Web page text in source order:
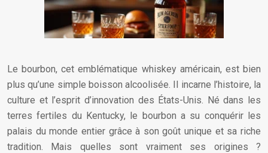
Le bourbon, cet emblématique whiskey américain, est bien
plus qu’une simple boisson alcoolisée. Il incarne l’histoire, la
culture et l’esprit d’innovation des États-Unis. Né dans les
terres fertiles du Kentucky, le bourbon a su conquérir les
palais du monde entier grâce à son goût unique et sa riche
tradition. Mais quelles sont vraiment ses origines ?